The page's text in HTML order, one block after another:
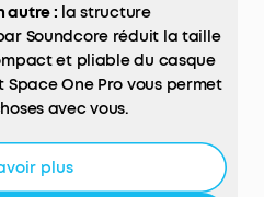
autre : la structure
Soundcore réduit la taille
et pliable du casque
One Pro vous permet
avec vous.
One Pro à
plus